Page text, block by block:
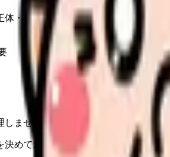
・活かせる経験・収入や雇用の変
ませんか。
めてから探すと、同じ失敗を繰り返